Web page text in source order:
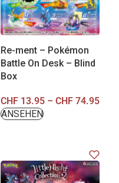
Re-ment – Pokémon
Battle On Desk – Blind
Box
CHF13.95 – CHF74.95
ANSEHEN